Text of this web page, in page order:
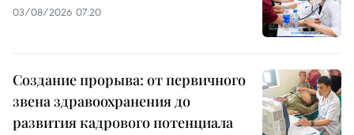
03/08/2026 07:20
Создание прорыва: от первичного
звена здравоохранения до
развития кадрового потенциала